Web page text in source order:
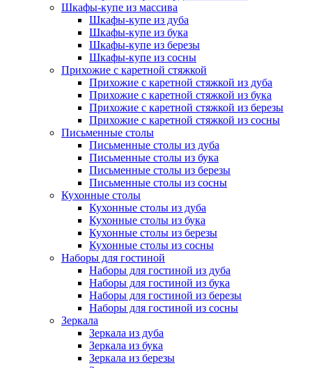
Шкафы-купе из массива
Шкафы-купе из дуба
Шкафы-купе из бука
Шкафы-купе из березы
Шкафы-купе из сосны
Прихожие с каретной стяжкой
Прихожие с каретной стяжкой из дуба
Прихожие с каретной стяжкой из бука
Прихожие с каретной стяжкой из березы
Прихожие с каретной стяжкой из сосны
Письменные столы
Письменные столы из дуба
Письменные столы из бука
Письменные столы из березы
Письменные столы из сосны
Кухонные столы
Кухонные столы из дуба
Кухонные столы из бука
Кухонные столы из березы
Кухонные столы из сосны
Наборы для гостиной
Наборы для гостиной из дуба
Наборы для гостиной из бука
Наборы для гостиной из березы
Наборы для гостиной из сосны
Зеркала
Зеркала из дуба
Зеркала из бука
Зеркала из березы